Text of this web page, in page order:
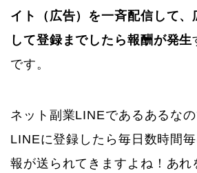
イト（広告）を一斉配信して、
して登録までしたら報酬が発生
です。
ネット副業LINEであるあるな
LINEに登録したら毎日数時間
報が送られてきますよね！あれ